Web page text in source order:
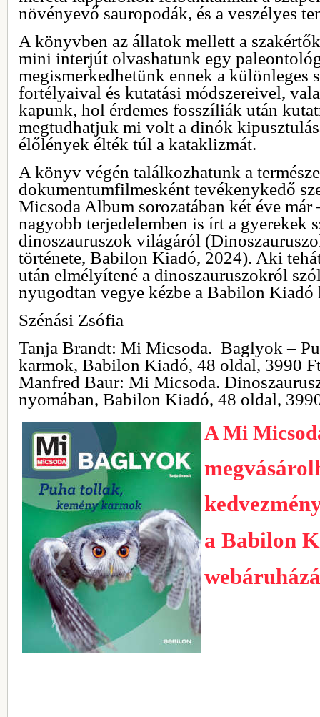
növényevő sauropodák, és a veszélyes
A könyvben az állatok mellett a
mini interjút olvashatunk egy
megismerkedhetünk ennek a különleges
fortélyaival és kutatási módszereivel,
kapunk, hol érdemes fosszíliák után
megtudhatjuk mi volt a dinók
élőlények élték túl a kataklizmát.
A könyv végén találkozhatunk a
dokumentumfilmesként tevékenykedő
Micsoda Album sorozatában két éve
nagyobb terjedelemben is írt a gyerekek
dinoszauruszok világáról
története, Babilon Kiadó, 2024). Aki
után elmélyítené a dinoszauruszokról
nyugodtan vegye kézbe a Babilon
Szénási Zsófia
Tanja Brandt: Mi Micsoda. Baglyok –
karmok, Babilon Kiadó, 48 oldal, 3990
Manfred Baur: Mi Micsoda.
nyomában, Babilon Kiadó, 48 oldal,
A Mi
a Babilon